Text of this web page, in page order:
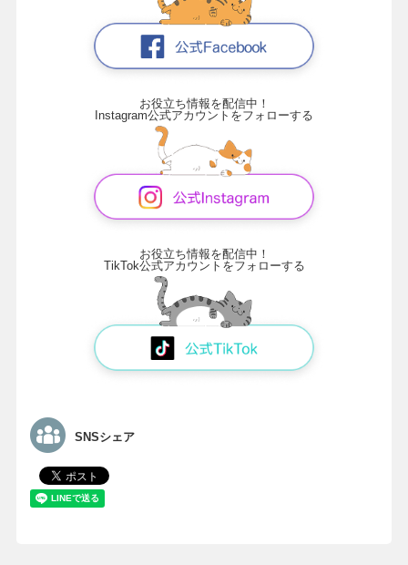
お役立ち情報を配信中！
Instagram公式アカウントをフォローする
お役立ち情報を配信中！
TikTok公式アカウントをフォローする
SNSシェア